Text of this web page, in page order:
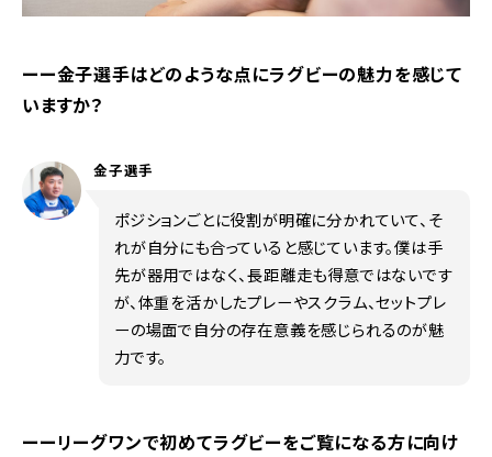
ーー金子選手はどのような点にラグビーの魅力を感じて
いますか？
ポジションごとに役割が明確に分かれていて、そ
れが自分にも合っていると感じています。僕は手
先が器用ではなく、長距離走も得意ではないです
が、体重を活かしたプレーやスクラム、セットプレ
ーの場面で自分の存在意義を感じられるのが魅
力です。
金子選手
ーーリーグワンで初めてラグビーをご覧になる方に向け